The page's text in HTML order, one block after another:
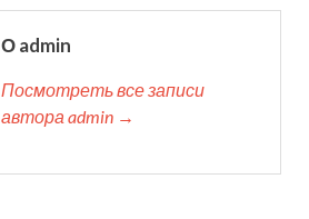
О admin
Посмотреть все записи
автора admin →